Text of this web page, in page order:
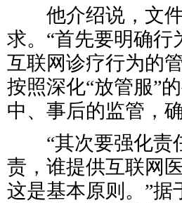
他介绍说，文件
求。“首先要明确
互联网诊疗行为的
按照深化“放管服”
中、事后的监管，
“其次要强化责
责，谁提供互联网
这是基本原则。”